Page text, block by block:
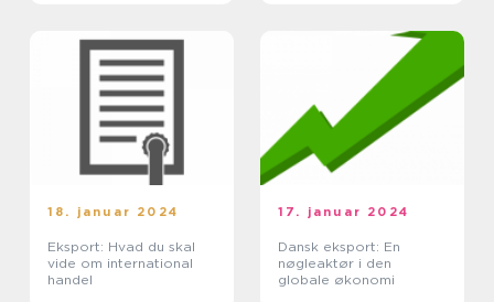
18. januar 2024
Eksport: Hvad du skal
vide om international
handel
17. januar 2024
Dansk eksport: En
nøgleaktør i den
globale økonomi